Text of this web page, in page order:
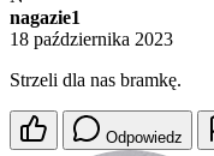
nagazie1
18 października 2023
Strzeli dla nas bramkę.
Odpowiedz